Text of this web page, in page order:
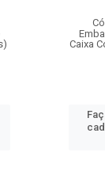
Caixa